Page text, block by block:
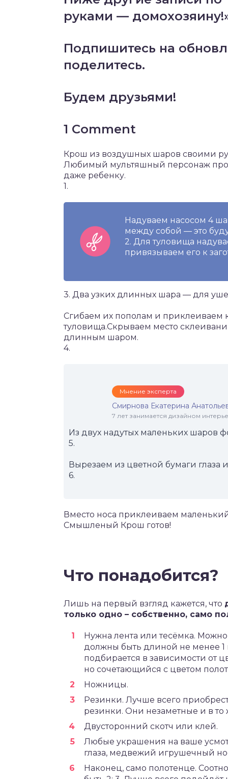
руками —
Подпишитесь на
поделитесь.
Будем друзьями!
1 Comment
Крош из воздушных шаров своими
Любимый мультяшный персонаж
даже ребенку.
1.
Надуваем насосом 4
между собой — это
2. Для туловища
привязываем его к
3. Два узких длинных шара — для
Сгибаем их пополам и
туловища.Скрываем место
длинным шаром.
4.
Мнение эксперта
Смирнова Екатерина
7 лет занимается дизайном
Из двух надутых маленьких шаров
5.
Вырезаем из цветной бумаги глаза
6.
Вместо носа приклеиваем
Смышленый Крош готов!
Что понадобится?
Лишь на первый взгляд кажется, что
только одно – собственно, само
Нужна лента или тесёмка.
должны быть длиной не менее 1
подбирается в зависимости от
но сочетающийся с цветом
Ножницы.
Резинки. Лучше всего
резинки. Они незаметные и в
Двусторонний скотч или клей.
Любые украшения на ваше
глаза, медвежий игрушечный
Наконец, само полотенце.